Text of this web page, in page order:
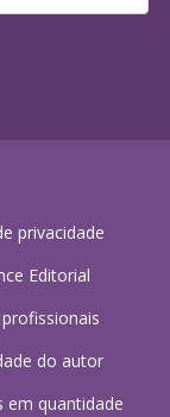
privacidade
Editorial
do autor
em quantidade